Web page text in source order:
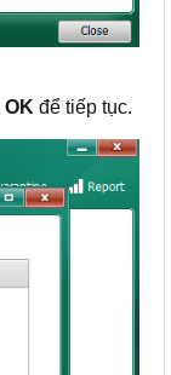
OK để tiếp tục.